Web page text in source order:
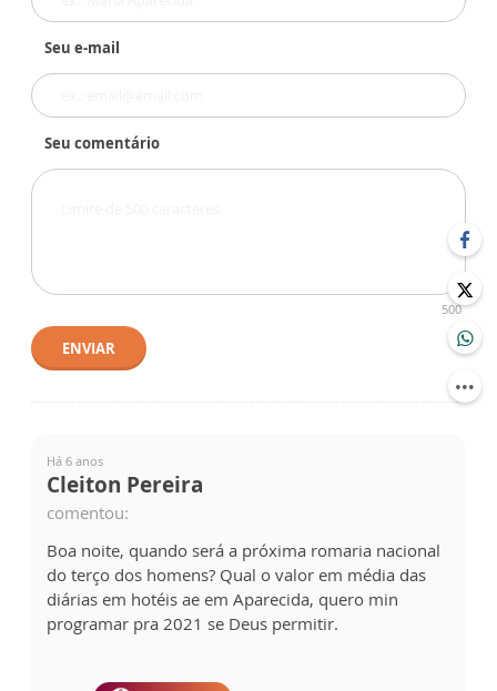
Seu e-mail
Seu comentário
500
ENVIAR
Há 6 anos
Cleiton Pereira
comentou:
Boa noite, quando será a próxima romaria nacional
do terço dos homens? Qual o valor em média das
diárias em hotéis ae em Aparecida, quero min
programar pra 2021 se Deus permitir.